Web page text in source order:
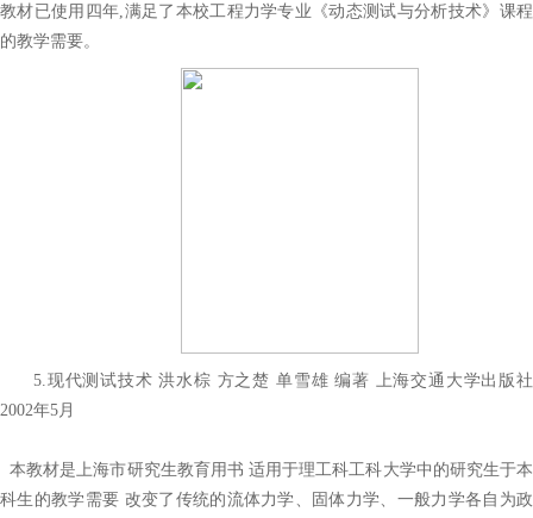
教材已使用四年,满足了本校工程力学专业《动态测试与分析技术》课程
的教学需要。
5.现代测试技术 洪水棕 方之楚 单雪雄 编著 上海交通大学出版社
2002年5月
本教材是上海市研究生教育用书 适用于理工科工科大学中的研究生于本
科生的教学需要 改变了传统的流体力学、固体力学、一般力学各自为政